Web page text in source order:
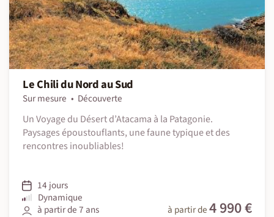
Le Chili du Nord au Sud
Sur mesure
Découverte
Un Voyage du Désert d’Atacama à la Patagonie.
Paysages époustouflants, une faune typique et des
rencontres inoubliables!
14 jours
Dynamique
à partir de 7 ans
à partir de4 990 €